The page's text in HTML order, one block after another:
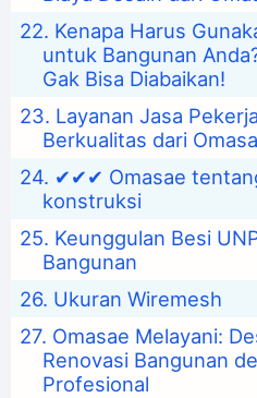
Kenapa Harus
untuk Bangunan
Gak Bisa Diabaikan!
Layanan Jasa
Berkualitas dari
✔✔✔ Omasae
konstruksi
Keunggulan Besi
Bangunan
Ukuran Wiremesh
Omasae Melayani:
Renovasi Bangunan
Profesional